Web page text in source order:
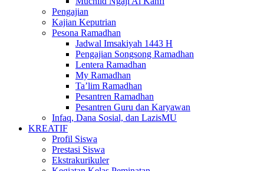
Pengajian
Kajian Keputrian
Pesona Ramadhan
Jadwal Imsakiyah 1443 H
Pengajian Songsong Ramadhan
Lentera Ramadhan
My Ramadhan
Ta’lim Ramadhan
Pesantren Ramadhan
Pesantren Guru dan Karyawan
Infaq, Dana Sosial, dan LazisMU
KREATIF
Profil Siswa
Prestasi Siswa
Ekstrakurikuler